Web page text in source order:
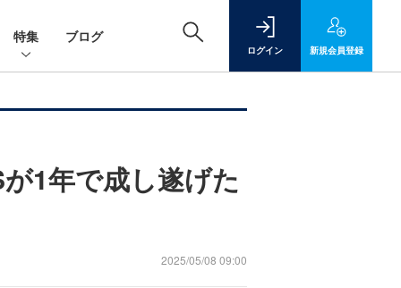
特集 ブログ
ログイン 新規会員登録
1年で成し遂げた
2025/05/08 09:00